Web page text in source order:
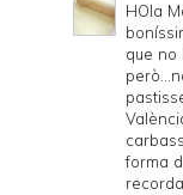
HOla
que no
forma